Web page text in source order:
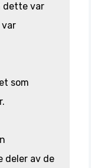
dette var
som
deler av de